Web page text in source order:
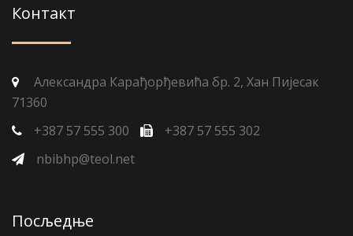
Контакт
Александра Карађорђевића бр. 2, Хан Пијесак
71360
+387 57 555 300
+387 57 555 302
nbibhp@teol.net
Посљедње